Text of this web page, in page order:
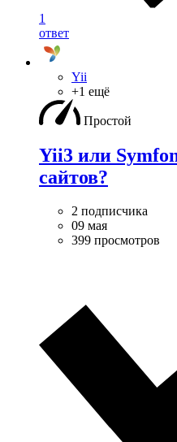
1
ответ
Yii
+1 ещё
Простой
Yii3 или
сайтов?
2 подписчика
09 мая
399 просмотров